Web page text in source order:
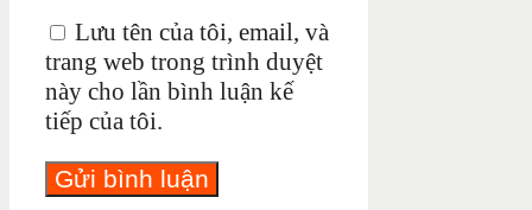
Lưu tên của tôi, email, và
trang web trong trình duyệt
này cho lần bình luận kế
tiếp của tôi.